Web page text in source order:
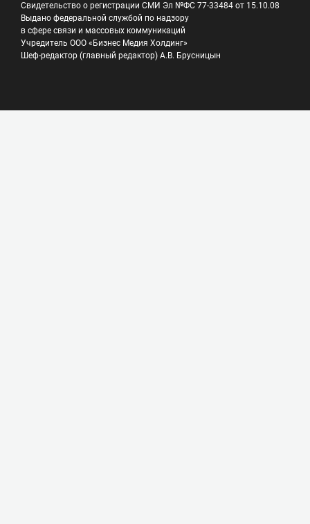
Свидетельство о регистрации СМИ Эл №ФС 77-33484 от 15.10.08
Выдано федеральной службой по надзору
в сфере связи и массовых коммуникаций
Учредитель ООО «Бизнес Медия Холдинг»
Шеф-редактор (главный редактор) А.В. Брусницын